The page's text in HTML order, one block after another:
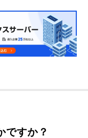
ですか？